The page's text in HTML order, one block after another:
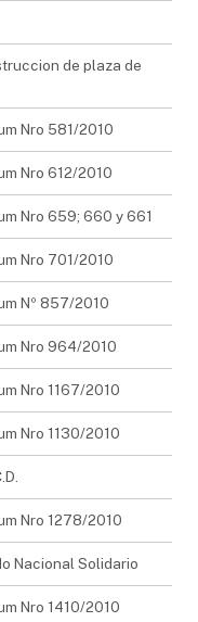
de plaza de
Nro 581/2010
Nro 612/2010
Nro 659; 660 y 661
Nro 701/2010
Nº 857/2010
Nro 964/2010
Nro 1167/2010
Nro 1130/2010
Nro 1278/2010
Nacional Solidario
Nro 1410/2010